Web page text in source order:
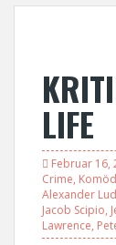
LIFE
Februar 16,
Crime,
Alexander
Jacob Scipio,
Lawrence,